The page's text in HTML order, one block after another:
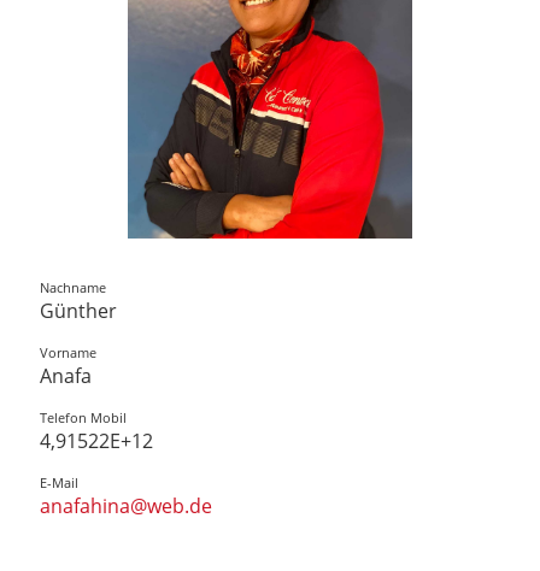
Nachname
Günther
Vorname
Anafa
Telefon Mobil
4,91522E+12
E-Mail
anafahina@web.de